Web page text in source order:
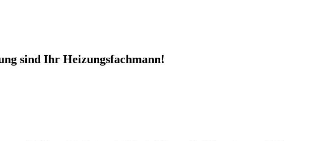
sind Ihr Heizungsfachmann!